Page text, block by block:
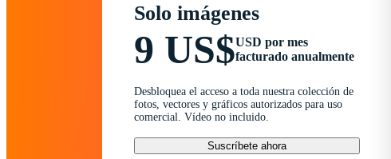
Solo imágenes
9 US$USD por mes
facturado anualmente
Desbloquea el acceso a toda nuestra colección de
fotos, vectores y gráficos autorizados para uso
comercial. Vídeo no incluido.
Suscríbete ahora